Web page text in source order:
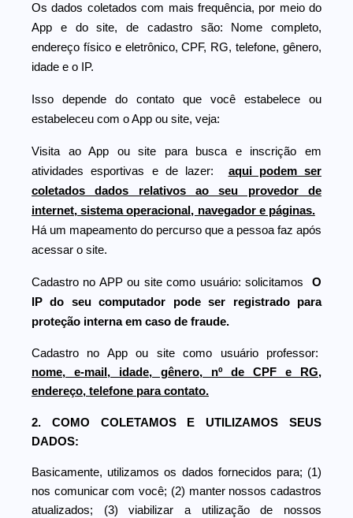
Os dados coletados com mais frequência, por meio do
App e do site, de cadastro são: Nome completo,
endereço físico e eletrônico, CPF, RG, telefone, gênero,
idade e o IP.
Isso depende do contato que você estabelece ou
estabeleceu com o App ou site, veja:
Visita ao App ou site para busca e inscrição em
atividades esportivas e de lazer:
aqui podem ser
coletados dados relativos ao seu provedor de
internet, sistema operacional, navegador e páginas.
Há um mapeamento do percurso que a pessoa faz após
acessar o site.
Cadastro no APP ou site como usuário: solicitamos
O
IP do seu computador pode ser registrado para
proteção interna em caso de fraude.
Cadastro no App ou site como usuário professor:
nome, e-mail, idade, gênero, nº de CPF e RG,
endereço, telefone para contato.
2. COMO COLETAMOS E UTILIZAMOS SEUS
DADOS:
Basicamente, utilizamos os dados fornecidos para; (1)
nos comunicar com você; (2) manter nossos cadastros
atualizados; (3) viabilizar a utilização de nossos